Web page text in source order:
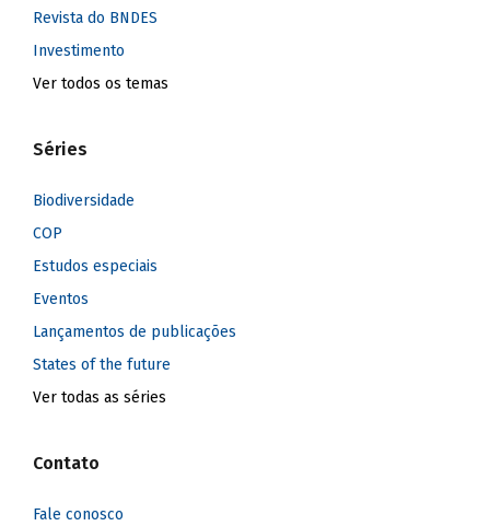
Revista do BNDES
Investimento
Ver todos os temas
Séries
Biodiversidade
COP
Estudos especiais
Eventos
Lançamentos de publicações
States of the future
Ver todas as séries
Contato
Fale conosco